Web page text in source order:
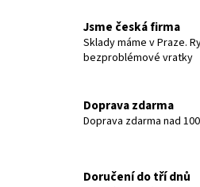
l
á
d
p
k
Jsme česká firma
Sklady máme v Praze.
bezproblémové vratky
Doprava zdarma
Doprava zdarma nad
Doručení do tří dnů